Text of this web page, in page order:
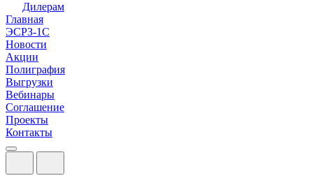
Дилерам
Главная
ЭСРЗ-1С
Новости
Акции
Полиграфия
Выгрузки
Вебинары
Соглашение
Проекты
Контакты